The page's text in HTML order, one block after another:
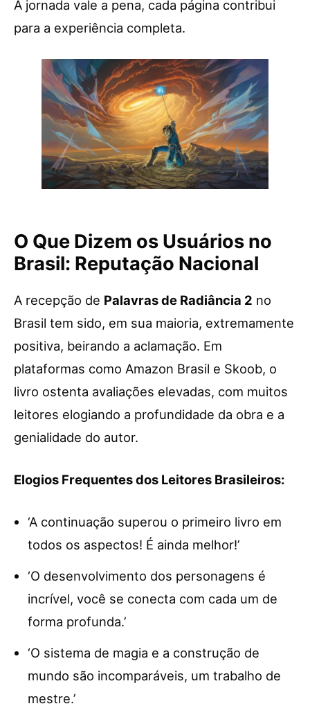
A jornada vale a pena, cada página contribui
para a experiência completa.
O Que Dizem os Usuários no
Brasil: Reputação Nacional
A recepção de Palavras de Radiância 2 no
Brasil tem sido, em sua maioria, extremamente
positiva, beirando a aclamação. Em
plataformas como Amazon Brasil e Skoob, o
livro ostenta avaliações elevadas, com muitos
leitores elogiando a profundidade da obra e a
genialidade do autor.
Elogios Frequentes dos Leitores Brasileiros:
‘A continuação superou o primeiro livro em
todos os aspectos! É ainda melhor!’
‘O desenvolvimento dos personagens é
incrível, você se conecta com cada um de
forma profunda.’
‘O sistema de magia e a construção de
mundo são incomparáveis, um trabalho de
mestre.’